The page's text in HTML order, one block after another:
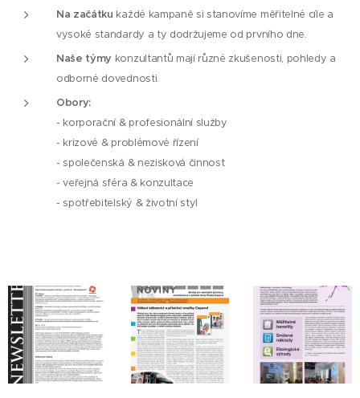
Na začátku každé kampaně si stanovíme měřitelné cíle a
vysoké standardy a ty dodržujeme od prvního dne.
Naše týmy konzultantů mají různé zkušenosti, pohledy a
odborné dovednosti.
Obory:
- korporační & profesionální služby
- krizové & problémové řízení
- společenská & nezisková činnost
- veřejná sféra & konzultace
- spotřebitelský & životní styl